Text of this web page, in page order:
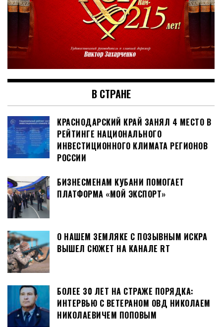
В СТРАНЕ
КРАСНОДАРСКИЙ КРАЙ ЗАНЯЛ 4 МЕСТО В
РЕЙТИНГЕ НАЦИОНАЛЬНОГО
ИНВЕСТИЦИОННОГО КЛИМАТА РЕГИОНОВ
РОССИИ
БИЗНЕСМЕНАМ КУБАНИ ПОМОГАЕТ
ПЛАТФОРМА «МОЙ ЭКСПОРТ»
О НАШЕМ ЗЕМЛЯКЕ С ПОЗЫВНЫМ ИСКРА
ВЫШЕЛ СЮЖЕТ НА КАНАЛЕ RT
БОЛЕЕ 30 ЛЕТ НА СТРАЖЕ ПОРЯДКА:
ИНТЕРВЬЮ С ВЕТЕРАНОМ ОВД НИКОЛАЕМ
НИКОЛАЕВИЧЕМ ПОПОВЫМ